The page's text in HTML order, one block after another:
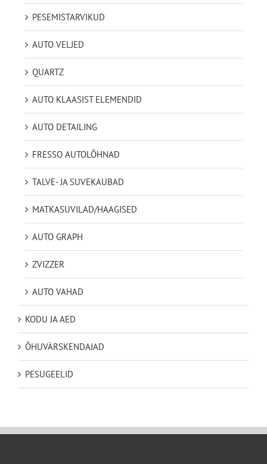
PESEMISTARVIKUD
AUTO VELJED
QUARTZ
AUTO KLAASIST ELEMENDID
AUTO DETAILING
FRESSO AUTOLÕHNAD
TALVE- JA SUVEKAUBAD
MATKASUVILAD/HAAGISED
AUTO GRAPH
ZVIZZER
AUTO VAHAD
KODU JA AED
ÕHUVÄRSKENDAJAD
PESUGEELID